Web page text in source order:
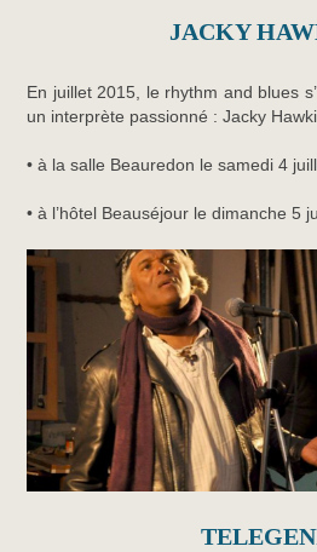
JACKY
En juillet 2015, le rhythm and blues
un interprète passionné : Jacky
• à la salle Beauredon le samedi 4
• à l’hôtel Beauséjour le dimanche 5